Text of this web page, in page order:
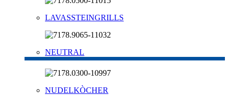
LAVASSTEINGRILLS
NEUTRAL
NUDELKÒCHER